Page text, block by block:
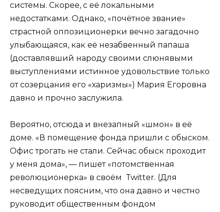
системы. Скорее, с её локальными
недостатками. Однако, «почётное звание»
страстной оппозиционерки вечно загадочно
улыбающаяся, как её незабвенный папаша
(доставлявший народу своими слюнявыми
выступлениями истинное удовольствие только
от созерцания его «харизмы») Мария Егоровна
давно и прочно заслужила.
Вероятно, отсюда и внезапный «шмон» в её
доме. «В помещение фонда пришли с обыском.
Офис трогать не стали. Сейчас обыск проходит
у меня дома», — пишет «потомственная
революционерка» в своём Twitter. (Для
несведущих поясним, что она давно и честно
руководит общественным фондом